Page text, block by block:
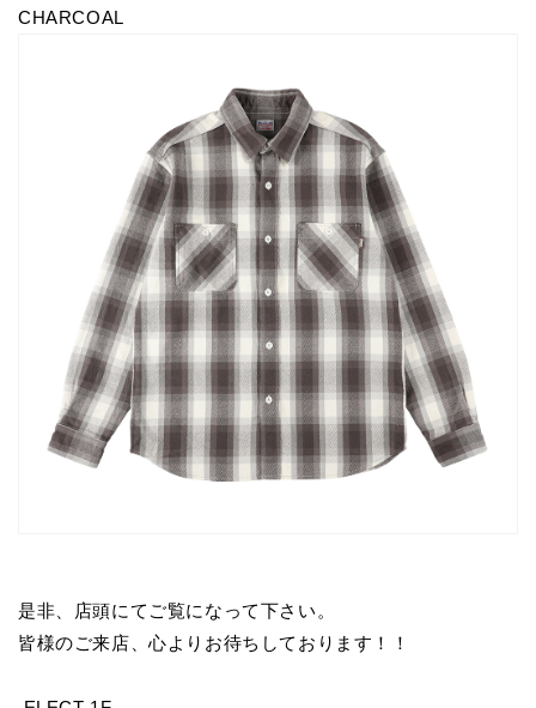
CHARCOAL
是非、店頭にてご覧になって下さい。
皆様のご来店、心よりお待ちしております！！